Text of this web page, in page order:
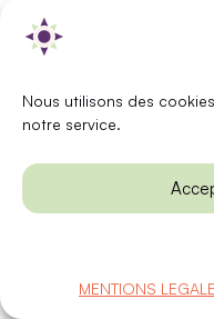
Nous utilisons des
notre service.
MENTIONS